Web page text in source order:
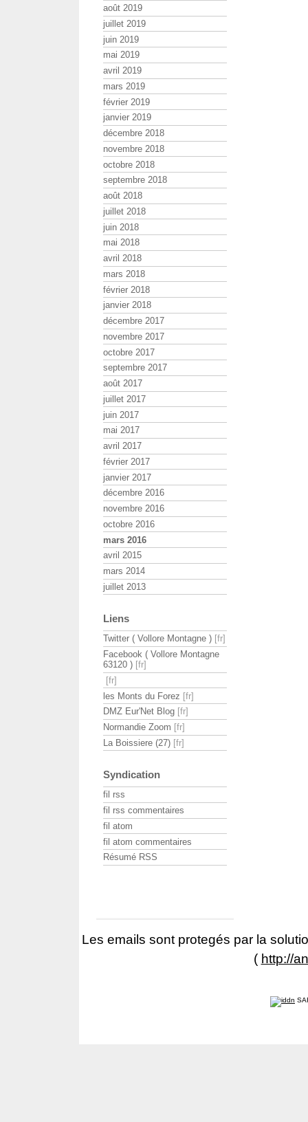
août 2019
juillet 2019
juin 2019
mai 2019
avril 2019
mars 2019
février 2019
janvier 2019
décembre 2018
novembre 2018
octobre 2018
septembre 2018
août 2018
juillet 2018
juin 2018
mai 2018
avril 2018
mars 2018
février 2018
janvier 2018
décembre 2017
novembre 2017
octobre 2017
septembre 2017
août 2017
juillet 2017
juin 2017
mai 2017
avril 2017
février 2017
janvier 2017
décembre 2016
novembre 2016
octobre 2016
mars 2016
avril 2015
mars 2014
juillet 2013
Liens
Twitter ( Vollore Montagne )
Facebook ( Vollore Montagne
63120 )
les Monts du Forez
DMZ Eur'Net Blog
Normandie Zoom
La Boissiere (27)
Syndication
fil rss
fil rss commentaires
fil atom
fil atom commentaires
Résumé RSS
Les emails sont protegés par la
( http://